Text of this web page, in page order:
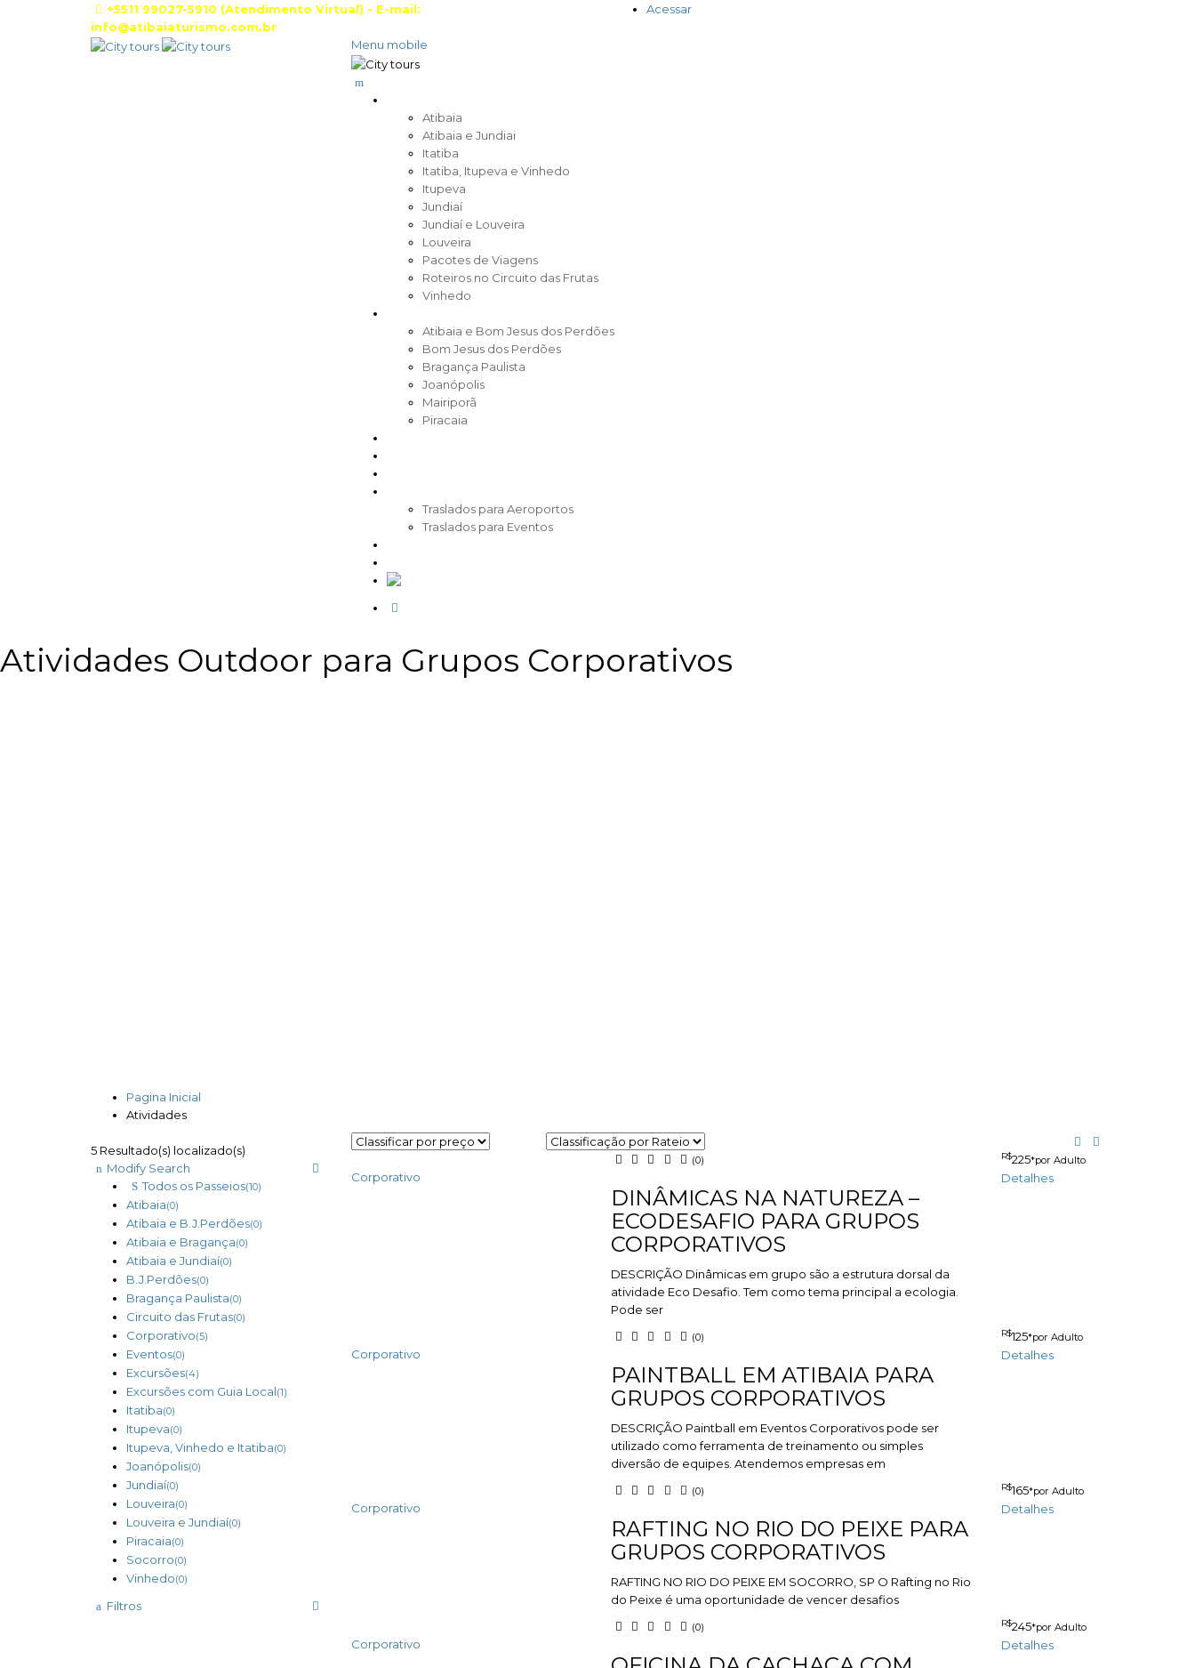
+5511 99027-5910 (Atendimento Virtual) - E-mail:
info@atibaiaturismo.com.br
Acessar
Menu mobile
Atibaia
Atibaia e Jundiai
Itatiba
Itatiba, Itupeva e Vinhedo
Itupeva
Jundiaí
Jundiaí e Louveira
Louveira
Pacotes de Viagens
Roteiros no Circuito das Frutas
Vinhedo
Atibaia e Bom Jesus dos Perdões
Bom Jesus dos Perdões
Bragança Paulista
Joanópolis
Mairiporã
Piracaia
Traslados para Aeroportos
Traslados para Eventos
Atividades Outdoor para Grupos Corporativos
Pagina Inicial
Atividades
5 Resultado(s) localizado(s)
Modify Search
Todos os Passeios(10)
Atibaia(0)
Atibaia e B.J.Perdões(0)
Atibaia e Bragança(0)
Atibaia e Jundiaí(0)
B.J.Perdões(0)
Bragança Paulista(0)
Circuito das Frutas(0)
Corporativo(5)
Eventos(0)
Excursões(4)
Excursões com Guia Local(1)
Itatiba(0)
Itupeva(0)
Itupeva, Vinhedo e Itatiba(0)
Joanópolis(0)
Jundiaí(0)
Louveira(0)
Louveira e Jundiaí(0)
Piracaia(0)
Socorro(0)
Vinhedo(0)
Filtros
Corporativo
(0)
DINÂMICAS NA NATUREZA –
ECODESAFIO PARA GRUPOS
CORPORATIVOS
DESCRIÇÃO Dinâmicas em grupo são a estrutura dorsal da
atividade Eco Desafio. Tem como tema principal a ecologia.
Pode ser
R$225*por Adulto
Detalhes
Corporativo
(0)
PAINTBALL EM ATIBAIA PARA
GRUPOS CORPORATIVOS
DESCRIÇÃO Paintball em Eventos Corporativos pode ser
utilizado como ferramenta de treinamento ou simples
diversão de equipes. Atendemos empresas em
R$125*por Adulto
Detalhes
Corporativo
(0)
RAFTING NO RIO DO PEIXE PARA
GRUPOS CORPORATIVOS
RAFTING NO RIO DO PEIXE EM SOCORRO, SP O Rafting no Rio
do Peixe é uma oportunidade de vencer desafios
R$165*por Adulto
Detalhes
Corporativo
(0) R$245*por Adulto
Detalhes